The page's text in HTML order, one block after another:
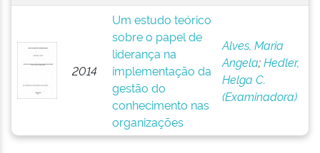
2014
Um estudo teórico
sobre o papel de
liderança na
implementação da
gestão do
conhecimento nas
organizações
Alves, Maria
Angela;Hedler,
Helga C.
(Examinadora)